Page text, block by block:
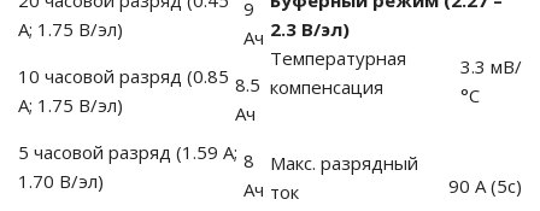
"Фалина"
А; 1.75 В/эл)
9
Ач
10 часовой разряд (0.85
А; 1.75 В/эл)
8.5
Ач
5 часовой разряд (1.59 А;
1.70 В/эл)
8
Ач
2.3 В/эл)
Температурная
компенсация
3.3 мВ/
°С
Макс. разрядный
ток
90 А (5с)